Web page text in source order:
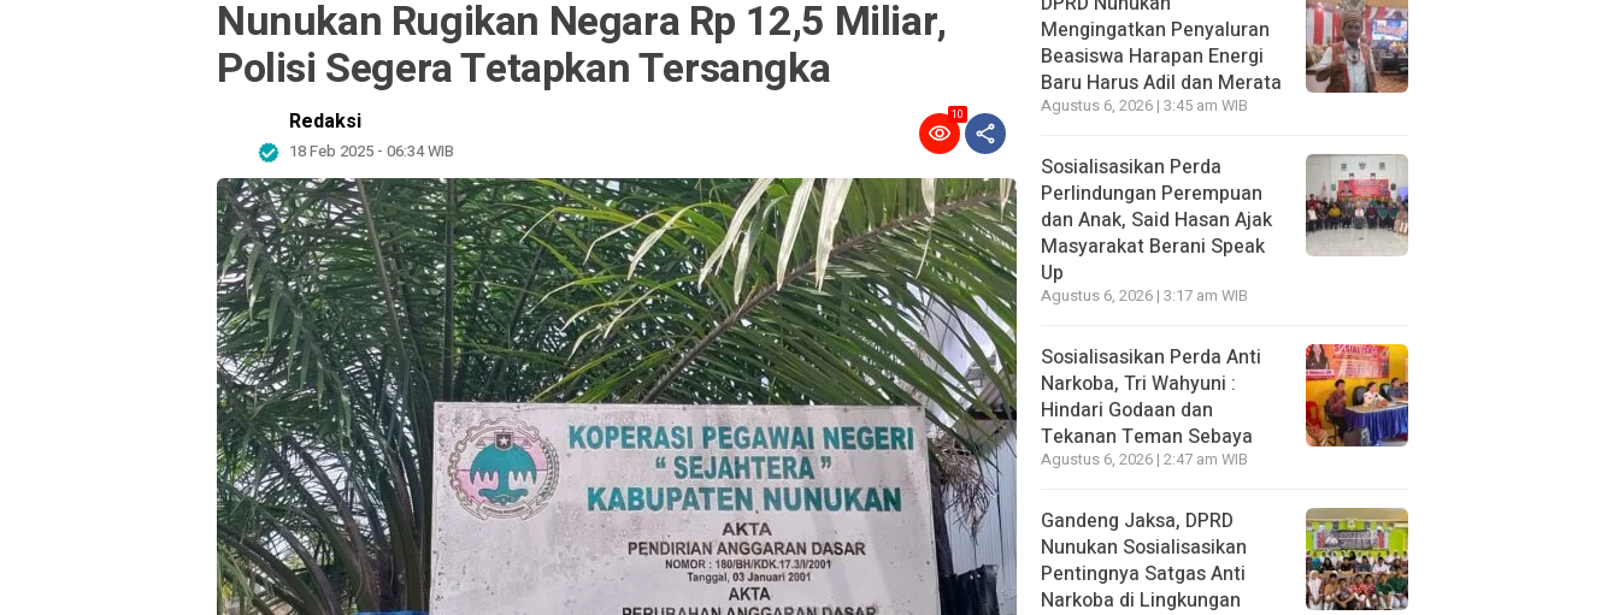
Nunukan Rugikan Negara Rp 12,5 Miliar,
Polisi Segera Tetapkan Tersangka
Redaksi
18 Feb 2025 - 06:34 WIB
10
Mengingatkan Penyaluran
Beasiswa Harapan Energi
Baru Harus Adil dan Merata
Agustus 6, 2026 | 3:45 am WIB
Sosialisasikan Perda
Perlindungan Perempuan
dan Anak, Said Hasan Ajak
Masyarakat Berani Speak
Up
Agustus 6, 2026 | 3:17 am WIB
Sosialisasikan Perda Anti
Narkoba, Tri Wahyuni :
Hindari Godaan dan
Tekanan Teman Sebaya
Agustus 6, 2026 | 2:47 am WIB
Gandeng Jaksa, DPRD
Nunukan Sosialisasikan
Pentingnya Satgas Anti
Narkoba di Lingkungan